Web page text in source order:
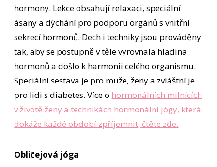
hormony. Lekce obsahují relaxaci, speciální
ásany a dýchání pro podporu orgánů s vnitřní
sekrecí hormonů. Dech i techniky jsou prováděny
tak, aby se postupně v těle vyrovnala hladina
hormonů a došlo k harmonii celého organismu.
Speciální sestava je pro muže, ženy a zvláštní je
pro lidi s diabetes. Více o hormonálních milnících
v životě ženy a technikách hormonální jógy, která
dokáže každé období zpříjemnit, čtěte zde.
Obličejová jóga